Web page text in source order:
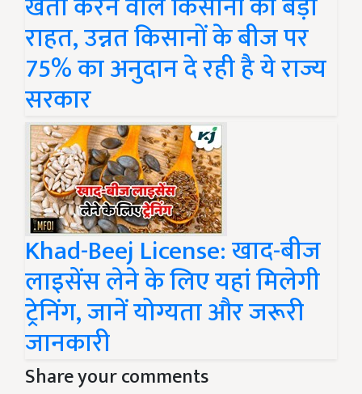
राहत, उन्नत किसानों के बीज पर
75% का अनुदान दे रही है ये राज्य
सरकार
Khad-Beej License: खाद-बीज
लाइसेंस लेने के लिए यहां मिलेगी
ट्रेनिंग, जानें योग्यता और जरूरी
जानकारी
Share your comments